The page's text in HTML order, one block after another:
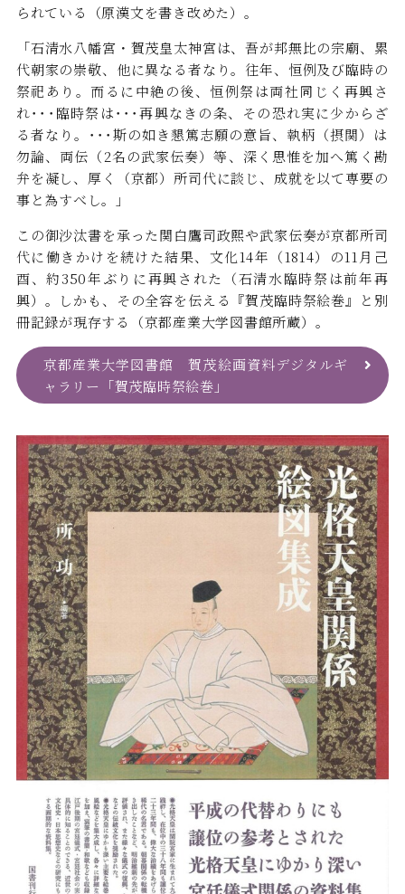
られている（原漢文を書き改めた）。
「石清水八幡宮・賀茂皇太神宮は、吾が邦無比の宗廟、累
代朝家の崇敬、他に異なる者なり。往年、恒例及び臨時の
祭祀あり。而るに中絶の後、恒例祭は両社同じく再興さ
れ･･･臨時祭は･･･再興なきの条、その恐れ実に少からざ
る者なり。･･･斯の如き懇篤志願の意旨、執柄（摂関）は
勿論、両伝（2名の武家伝奏）等、深く思惟を加へ篤く勘
弁を凝し、厚く（京都）所司代に談じ、成就を以て専要の
事と為すべし。」
この御沙汰書を承った関白鷹司政煕や武家伝奏が京都所司
代に働きかけを続けた結果、文化14年（1814）の11月己
酉、約350年ぶりに再興された（石清水臨時祭は前年再
興）。しかも、その全容を伝える『賀茂臨時祭絵巻』と別
冊記録が現存する（京都産業大学図書館所蔵）。
京都産業大学図書館 賀茂絵画資料デジタルギ
ャラリー「賀茂臨時祭絵巻」